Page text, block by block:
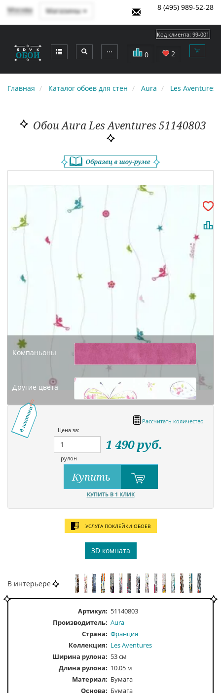
Москва Магазины 8 (495) 989-52-28
⋯ 0 2
Код клиента: 99-001
Главная Каталог обоев для стен Aura Les Aventures
Обои Aura Les Aventures 51140803
Компаньоны
Другие цвета
В наличии
Рассчитать количество
Цена за:
рулон
1 490руб.
Купить
КУПИТЬ В 1 КЛИК
УСЛУГА ПОКЛЕЙКИ ОБОЕВ
3D комната
В интерьере
Артикул: 51140803
Производитель: Aura
Страна: Франция
Коллекция: Les Aventures
Ширина рулона: 53 см
Длина рулона: 10.05 м
Материал: Бумага
Основа: Бумага